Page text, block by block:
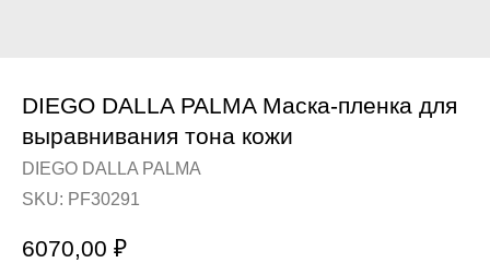
DIEGO DALLA PALMA Маска-пленка для
выравнивания тона кожи
DIEGO DALLA PALMA
SKU: PF30291
6070,00 ₽